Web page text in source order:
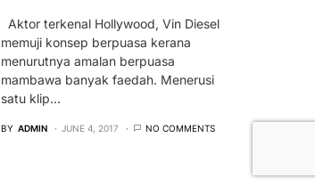
Aktor terkenal Hollywood, Vin Diesel
memuji konsep berpuasa kerana
menurutnya amalan berpuasa
mambawa banyak faedah. Menerusi
satu klip…
BY ADMIN JUNE 4, 2017 NO COMMENTS